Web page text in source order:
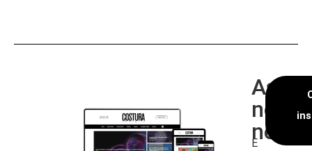
nossa
E